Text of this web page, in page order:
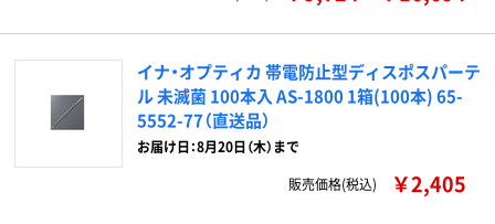
イナ・オプティカ 帯電防止型ディスポスパーテ
ル 未滅菌 100本入 AS-1800 1箱(100本) 65-
5552-77（直送品）
お届け日：8月20日（木）まで
販売価格(税込)
￥2,405